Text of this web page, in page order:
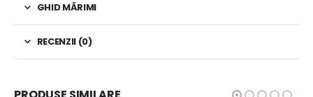
GHID MĂRIMI
RECENZII (0)